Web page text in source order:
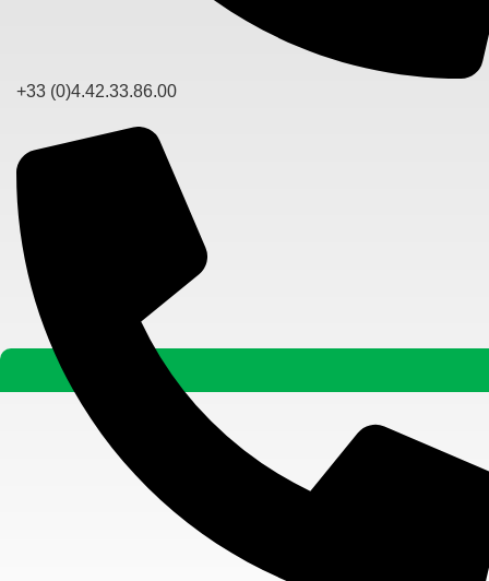
+33 (0)4.42.33.86.00